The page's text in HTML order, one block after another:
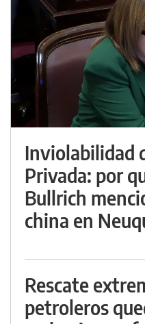
Inviolabilidad
Privada: por
Bullrich
china en
Rescate
petroleros